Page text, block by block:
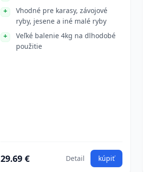
Vhodné pre karasy, závojové
ryby, jesene a iné malé ryby
Veľké balenie 4kg na dlhodobé
použitie
29.69 € Detail kúpiť